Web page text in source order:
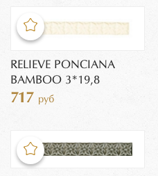
RELIEVE PONCIANA
BAMBOO 3*19,8
717 руб